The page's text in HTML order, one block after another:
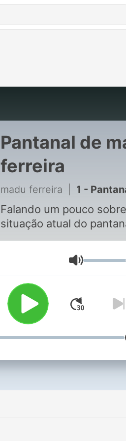
Pantanal de
ferreira
madu ferreira 1 -
Falando um pouco
situação atual do
Volume